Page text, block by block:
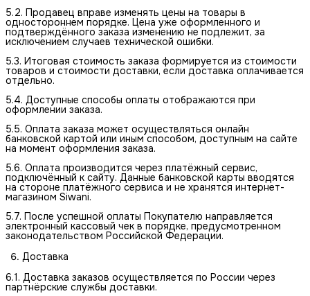
5.2. Продавец вправе изменять цены на товары в
одностороннем порядке. Цена уже оформленного и
подтверждённого заказа изменению не подлежит, за
исключением случаев технической ошибки.
5.3. Итоговая стоимость заказа формируется из стоимости
товаров и стоимости доставки, если доставка оплачивается
отдельно.
5.4. Доступные способы оплаты отображаются при
оформлении заказа.
5.5. Оплата заказа может осуществляться онлайн
банковской картой или иным способом, доступным на сайте
на момент оформления заказа.
5.6. Оплата производится через платёжный сервис,
подключённый к сайту. Данные банковской карты вводятся
на стороне платёжного сервиса и не хранятся интернет-
магазином Siwani.
5.7. После успешной оплаты Покупателю направляется
электронный кассовый чек в порядке, предусмотренном
законодательством Российской Федерации.
Доставка
6.1. Доставка заказов осуществляется по России через
партнёрские службы доставки.